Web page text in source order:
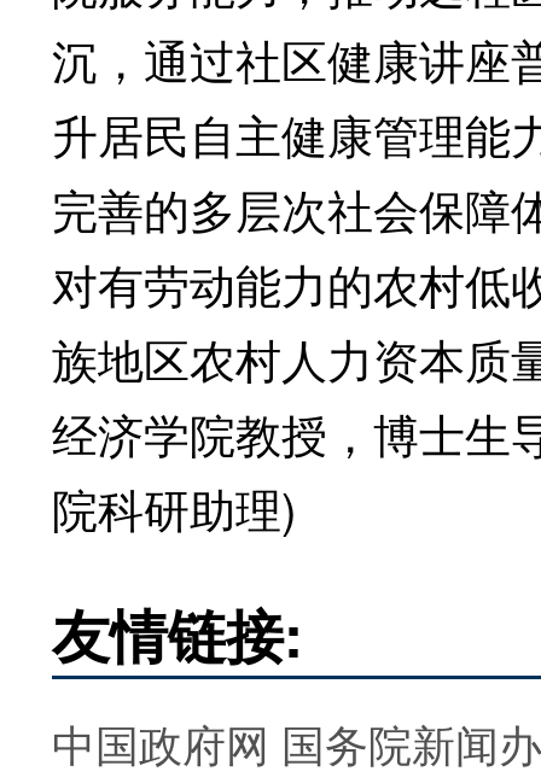
沉，通过社区健康讲座
升居民自主健康管理能
完善的多层次社会保障
对有劳动能力的农村低
族地区农村人力资本质
经济学院教授，博士生
院科研助理)
友情链接:
中国政府网 国务院新闻